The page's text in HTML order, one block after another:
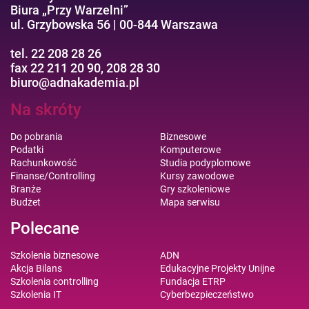
Biura „Przy Warzelni”
ul. Grzybowska 56 | 00-844 Warszawa
tel. 22 208 28 26
fax 22 211 20 90, 208 28 30
biuro@adnakademia.pl
Na skróty
Do pobrania
Podatki
Rachunkowość
Finanse/Controlling
Branże
Budżet
Biznesowe
Komputerowe
Studia podyplomowe
Kursy zawodowe
Gry szkoleniowe
Mapa serwisu
Polecane
Szkolenia biznesowe
Akcja Bilans
Szkolenia controlling
Szkolenia IT
ADN
Edukacyjne Projekty Unijne
Fundacja ETRP
Cyberbezpieczeństwo